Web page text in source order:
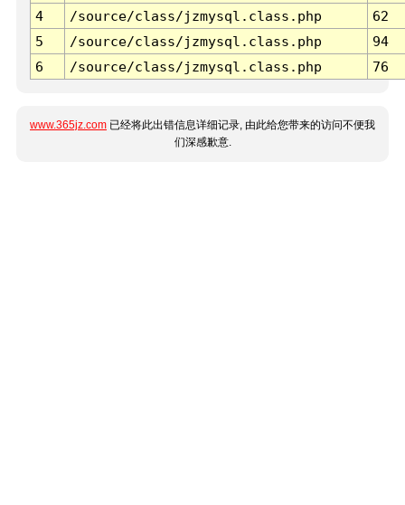
4
/source/class/jzmysql.class.php
62
5
/source/class/jzmysql.class.php
94
6
/source/class/jzmysql.class.php 76
www.365jz.com 已经将此出错信息详细记录, 由此给您带来的访问不便我
们深感歉意.